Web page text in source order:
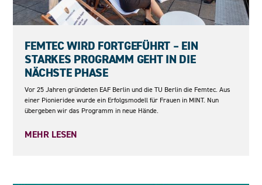
FEMTEC WIRD FORTGEFÜHRT – EIN
STARKES PROGRAMM GEHT IN DIE
NÄCHSTE PHASE
Vor 25 Jahren gründeten EAF Berlin und die TU Berlin die Femtec. Aus
einer Pionieridee wurde ein Erfolgsmodell für Frauen in MINT. Nun
übergeben wir das Programm in neue Hände.
MEHR LESEN